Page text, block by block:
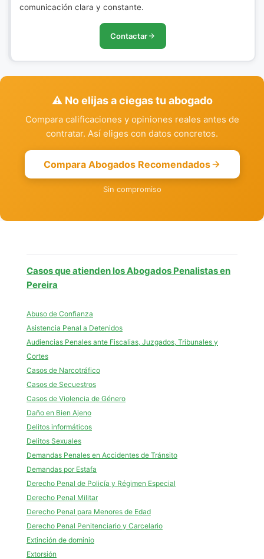
comunicación clara y constante.
Contactar
⚠️ No elijas a ciegas tu abogado
Compara calificaciones y opiniones reales antes de
contratar. Así eliges con datos concretos.
Compara Abogados Recomendados
Sin compromiso
Casos que atienden los Abogados Penalistas en
Pereira
Abuso de Confianza
Asistencia Penal a Detenidos
Audiencias Penales ante Fiscalias, Juzgados, Tribunales y
Cortes
Casos de Narcotráfico
Casos de Secuestros
Casos de Violencia de Género
Daño en Bien Ajeno
Delitos informáticos
Delitos Sexuales
Demandas Penales en Accidentes de Tránsito
Demandas por Estafa
Derecho Penal de Policía y Régimen Especial
Derecho Penal Militar
Derecho Penal para Menores de Edad
Derecho Penal Penitenciario y Carcelario
Extinción de dominio
Extorsión